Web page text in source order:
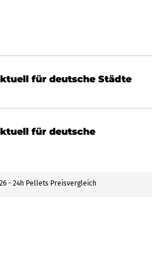
für deutsche Städte
für deutsche
- 24h Pellets Preisvergleich